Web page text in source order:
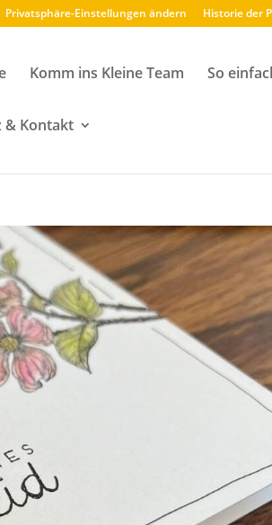
Privatsphäre-Einstellungen ändern Historie der
Komm ins Kleine Team So
& Kontakt